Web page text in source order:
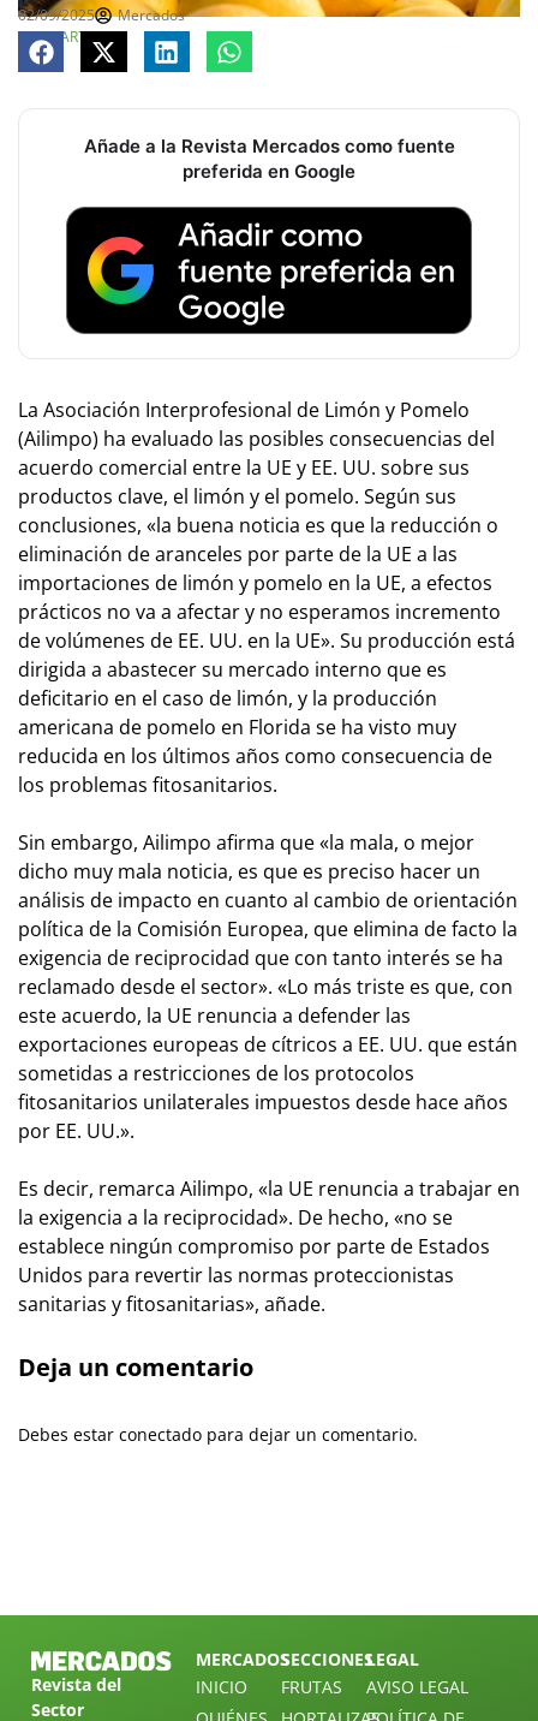
02/09/2025
Mercados
COMPARTE
Añade a la Revista Mercados como fuente
preferida en Google
La Asociación Interprofesional de Limón y Pomelo
(Ailimpo) ha evaluado las posibles consecuencias del
acuerdo comercial entre la UE y EE. UU. sobre sus
productos clave, el limón y el pomelo. Según sus
conclusiones, «la buena noticia es que la reducción o
eliminación de aranceles por parte de la UE a las
importaciones de limón y pomelo en la UE, a efectos
prácticos no va a afectar y no esperamos incremento
de volúmenes de EE. UU. en la UE». Su producción está
dirigida a abastecer su mercado interno que es
deficitario en el caso de limón, y la producción
americana de pomelo en Florida se ha visto muy
reducida en los últimos años como consecuencia de
los problemas fitosanitarios.
Sin embargo, Ailimpo afirma que «la mala, o mejor
dicho muy mala noticia, es que es preciso hacer un
análisis de impacto en cuanto al cambio de orientación
política de la Comisión Europea, que elimina de facto la
exigencia de reciprocidad que con tanto interés se ha
reclamado desde el sector». «Lo más triste es que, con
este acuerdo, la UE renuncia a defender las
exportaciones europeas de cítricos a EE. UU. que están
sometidas a restricciones de los protocolos
fitosanitarios unilaterales impuestos desde hace años
por EE. UU.».
Es decir, remarca Ailimpo, «la UE renuncia a trabajar en
la exigencia a la reciprocidad». De hecho, «no se
establece ningún compromiso por parte de Estados
Unidos para revertir las normas proteccionistas
sanitarias y fitosanitarias», añade.
Deja un comentario
Debes estar conectado para dejar un comentario.
Revista del
Sector
MERCADOS
INICIO
SECCIONES
FRUTAS
LEGAL
AVISO LEGAL